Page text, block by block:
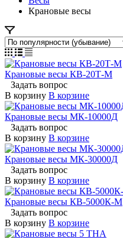
Крановые весы
Крановые весы КВ-20Т-М
Задать вопрос
В корзину В корзине
Крановые весы МК-10000Д
Задать вопрос
В корзину В корзине
Крановые весы МК-30000Д
Задать вопрос
В корзину В корзине
Крановые весы КВ-5000К-М
Задать вопрос
В корзину В корзине